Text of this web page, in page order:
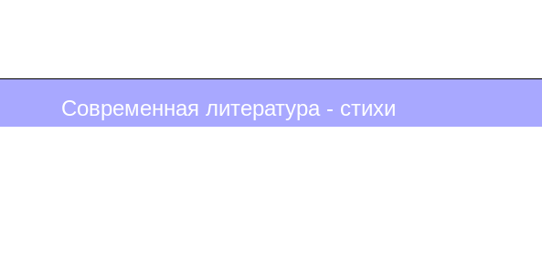
Современная литература - стихи